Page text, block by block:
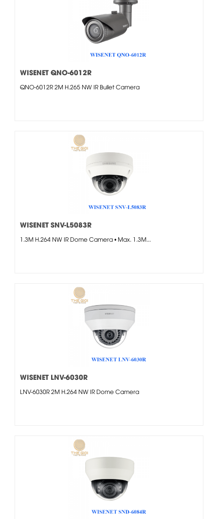
WISENET QNO-6012R
QNO-6012R 2M H.265 NW IR Bullet Camera
WISENET SNV-L5083R
1.3M H.264 NW IR Dome Camera • Max. 1.3M...
WISENET LNV-6030R
LNV-6030R 2M H.264 NW IR Dome Camera